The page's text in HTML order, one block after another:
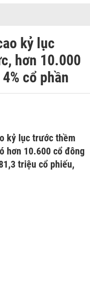
kỷ lục
hơn 10.000
cổ phần
kỷ lục trước thềm
hơn 10.600 cổ đông
triệu cổ phiếu,